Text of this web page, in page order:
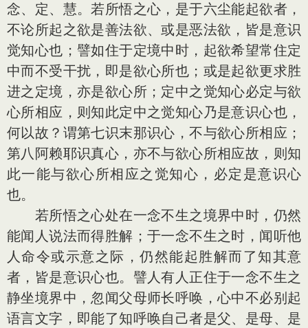
念、定、慧。若所悟之心，是于六尘能起欲者，
不论所起之欲是善法欲、或是恶法欲，皆是意识
觉知心也；譬如住于定境中时，起欲希望常住定
中而不受干扰，即是欲心所也；或是起欲更求胜
进之定境，亦是欲心所；定中之觉知心必定与欲
心所相应，则知此定中之觉知心乃是意识心也，
何以故？谓第七识末那识心，不与欲心所相应；
第八阿赖耶识真心，亦不与欲心所相应故，则知
此一能与欲心所相应之觉知心，必定是意识心
也。
若所悟之心处在一念不生之境界中时，仍然
能闻人说法而得胜解；于一念不生之时，闻听他
人命令或示意之际，仍然能起胜解而了知其意
者，皆是意识心也。譬人有人正住于一念不生之
静坐境界中，忽闻父母师长呼唤，心中不必别起
语言文字，即能了知呼唤自己者是父、是母、是